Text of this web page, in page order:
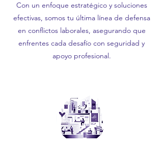
Con un enfoque estratégico y soluciones
efectivas, somos tu última línea de defensa
en conflictos laborales, asegurando que
enfrentes cada desafío con seguridad y
apoyo profesional.